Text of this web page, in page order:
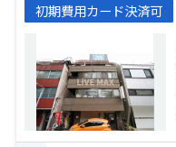
初期費用カード決済可